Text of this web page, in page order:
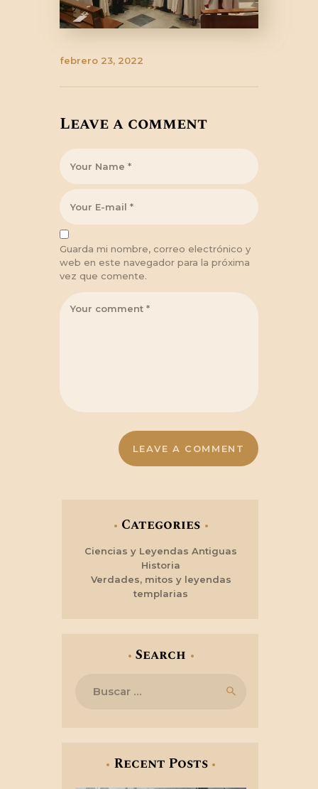
febrero 23, 2022
Leave a comment
Guarda mi nombre, correo electrónico y
web en este navegador para la próxima
vez que comente.
Categories
Ciencias y Leyendas Antiguas
Historia
Verdades, mitos y leyendas
templarias
Search
Recent Posts